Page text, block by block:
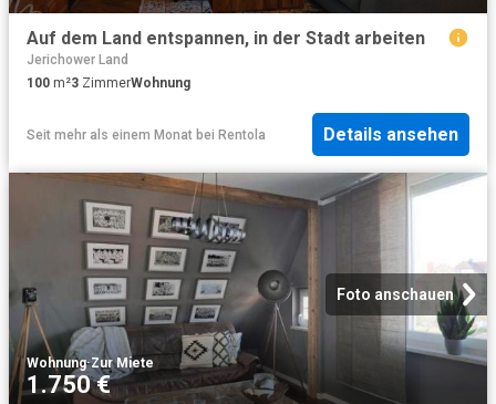
Auf dem Land entspannen, in der Stadt arbeiten
Jerichower Land
100 m²3 ZimmerWohnung
Seit mehr als einem Monat bei Rentola Details ansehen
Foto anschauen
Wohnung·Zur Miete
1.750 €